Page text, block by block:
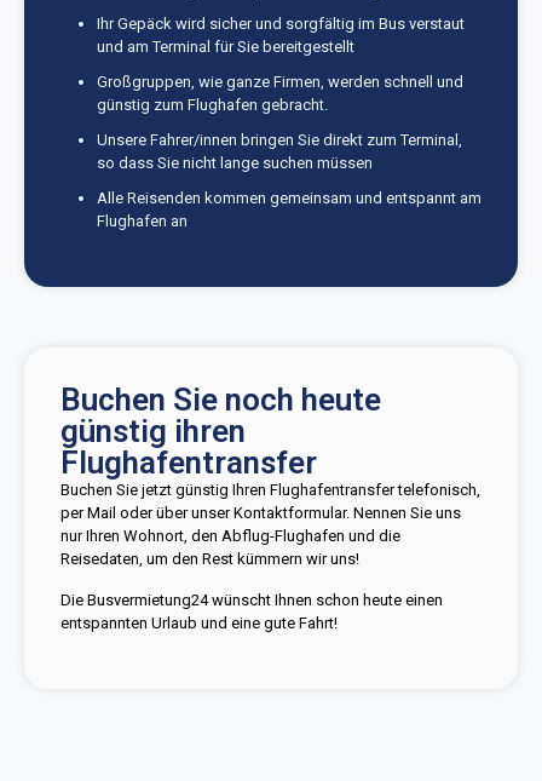
Ihr Gepäck wird sicher und sorgfältig im Bus verstaut
und am Terminal für Sie bereitgestellt
Großgruppen, wie ganze Firmen, werden schnell und
günstig zum Flughafen gebracht.
Unsere Fahrer/innen bringen Sie direkt zum Terminal,
so dass Sie nicht lange suchen müssen
Alle Reisenden kommen gemeinsam und entspannt am
Flughafen an
Buchen Sie noch heute
günstig ihren
Flughafentransfer
Buchen Sie jetzt günstig Ihren Flughafentransfer telefonisch,
per Mail oder über unser Kontaktformular. Nennen Sie uns
nur Ihren Wohnort, den Abflug-Flughafen und die
Reisedaten, um den Rest kümmern wir uns!
Die Busvermietung24 wünscht Ihnen schon heute einen
entspannten Urlaub und eine gute Fahrt!